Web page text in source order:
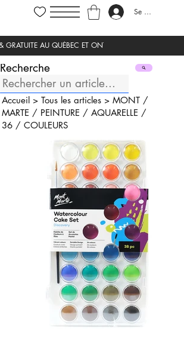
Se connecter
Recherche
Accueil> Tous les articles> MONT /
MARTE / PEINTURE / AQUARELLE /
36 / COULEURS